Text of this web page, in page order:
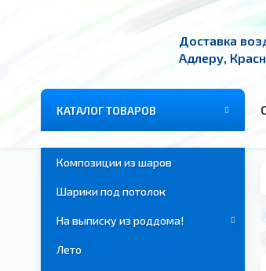
Доставка
Адлеру,
КАТАЛОГ ТОВАРОВ
Композиции из шаров
Шарики под потолок
На выписку из роддома!
Лето